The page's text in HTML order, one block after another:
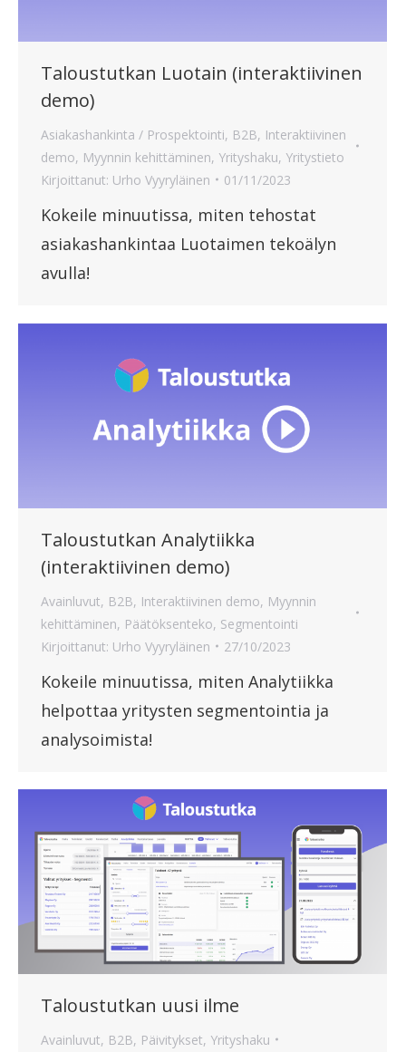
Taloustutkan Luotain (interaktiivinen
demo)
Asiakashankinta / Prospektointi, B2B, Interaktiivinen
demo, Myynnin kehittäminen, Yrityshaku, Yritystieto
Kirjoittanut: Urho Vyyryläinen 01/11/2023
Kokeile minuutissa, miten tehostat
asiakashankintaa Luotaimen tekoälyn
avulla!
Taloustutkan Analytiikka
(interaktiivinen demo)
Avainluvut, B2B, Interaktiivinen demo, Myynnin
kehittäminen, Päätöksenteko, Segmentointi
Kirjoittanut: Urho Vyyryläinen 27/10/2023
Kokeile minuutissa, miten Analytiikka
helpottaa yritysten segmentointia ja
analysoimista!
Taloustutkan uusi ilme
Avainluvut, B2B, Päivitykset, Yrityshaku